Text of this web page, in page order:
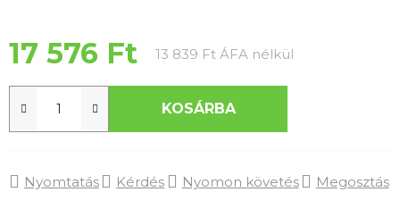
0,0
csillag.
17 576 Ft 13 839 Ft ÁFA nélkül
KOSÁRBA
Nyomtatás Kérdés Nyomon követés Megosztás